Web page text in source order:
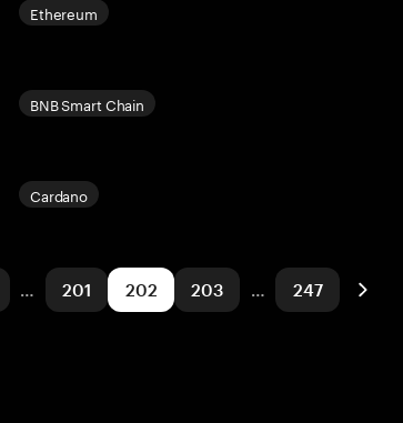
Ethereum
BNB Smart Chain
Cardano
… 201 202 203 … 247